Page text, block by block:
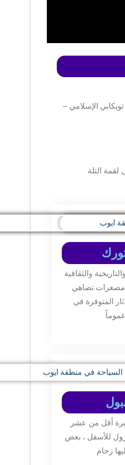
الإسلامي –
التلة
والثقافية
مصغرات تضاهي
المتوفرة في
أقل من عشر
للأسفل ، بعض
زحام